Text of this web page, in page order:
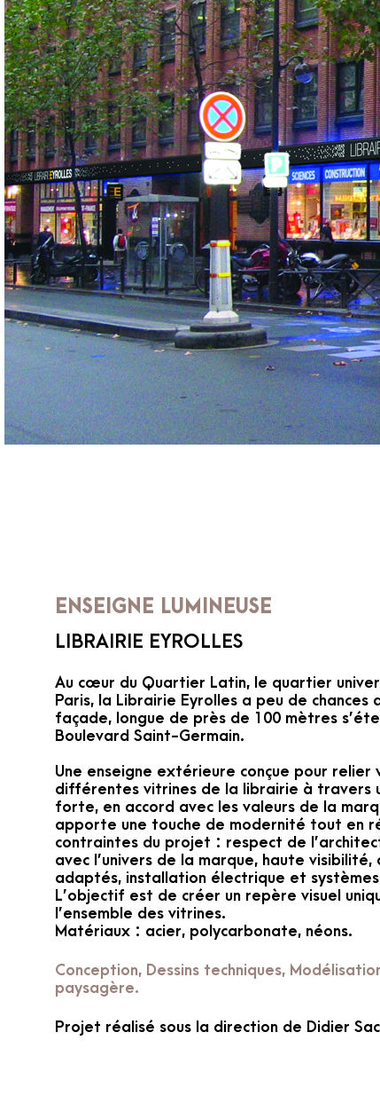
ENSEIGNE LUMINEUSE
LIBRAIRIE EYROLLES
Au cœur du Quartier Latin, le quartier
Paris, la Librairie Eyrolles a peu de chances
façade, longue de près de 100 mètres
Boulevard Saint-Germain.
Une enseigne extérieure conçue pour relier
différentes vitrines de la librairie à travers
forte, en accord avec les valeurs de la
apporte une touche de modernité tout en
contraintes du projet : respect de
avec l’univers de la marque, haute
adaptés, installation électrique et systèmes
L’objectif est de créer un repère visuel
l’ensemble des vitrines.
Matériaux : acier, polycarbonate, néons.
Conception, Dessins techniques,
paysagère.
Projet réalisé sous la direction de Didier